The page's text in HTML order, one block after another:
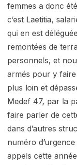
femmes a donc
c’est Laetitia,
qui en est
remontées de
personnels, et
armés pour y
plus loin et
Medef 47, par la
faire parler de
dans d’autres
numéro
appels cette